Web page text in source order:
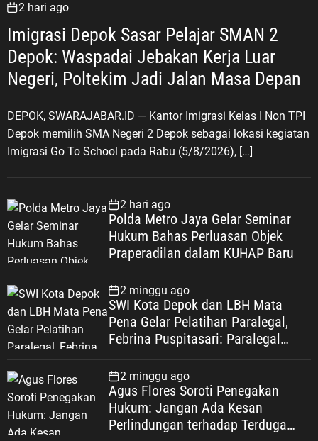
2 hari ago
Imigrasi Depok Sasar Pelajar SMAN 2
Depok: Waspadai Jebakan Kerja Luar
DEPOK, SWARAJABAR.ID — Kantor Imigrasi Kelas I Non TPI
Depok memilih SMA Negeri 2 Depok sebagai lokasi kegiatan
Imigrasi Go To School pada Rabu (5/8/2026), […]
2 hari ago
Polda Metro Jaya Gelar Seminar
Hukum Bahas Perluasan Objek
Praperadilan dalam KUHAP Baru
2 minggu ago
SWI Kota Depok dan LBH Mata
Pena Gelar Pelatihan Paralegal,
Febrina Puspitasari: Paralegal
Keadilan Warga Depok
2 minggu ago
Agus Flores Soroti Penegakan
Hukum: Jangan Ada Kesan
Perlindungan terhadap Terduga